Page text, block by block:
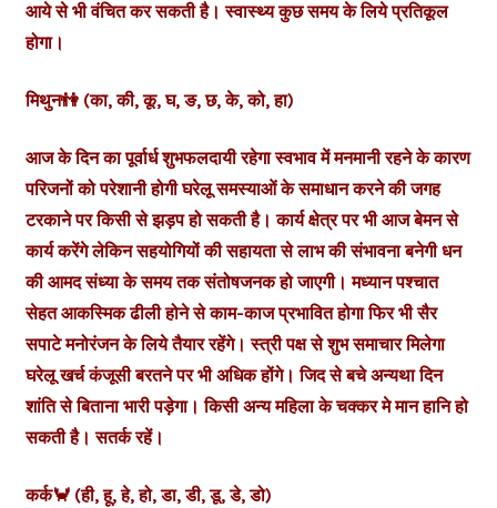
आये से भी वंचित कर सकती है। स्वास्थ्य कुछ समय के लिये प्रतिकूल
होगा।
मिथुन👫 (का, की, कू, घ, ङ, छ, के, को, हा)
आज के दिन का पूर्वार्ध शुभफलदायी रहेगा स्वभाव में मनमानी रहने के कारण
परिजनों को परेशानी होगी घरेलू समस्याओं के समाधान करने की जगह
टरकाने पर किसी से झड़प हो सकती है। कार्य क्षेत्र पर भी आज बेमन से
कार्य करेंगे लेकिन सहयोगियों की सहायता से लाभ की संभावना बनेगी धन
की आमद संध्या के समय तक संतोषजनक हो जाएगी। मध्यान पश्चात
सेहत आकस्मिक ढीली होने से काम-काज प्रभावित होगा फिर भी सैर
सपाटे मनोरंजन के लिये तैयार रहेंगे। स्त्री पक्ष से शुभ समाचार मिलेगा
घरेलू खर्च कंजूसी बरतने पर भी अधिक होंगे। जिद से बचे अन्यथा दिन
शांति से बिताना भारी पड़ेगा। किसी अन्य महिला के चक्कर मे मान हानि हो
सकती है। सतर्क रहें।
कर्क🦀 (ही, हू, हे, हो, डा, डी, डू, डे, डो)